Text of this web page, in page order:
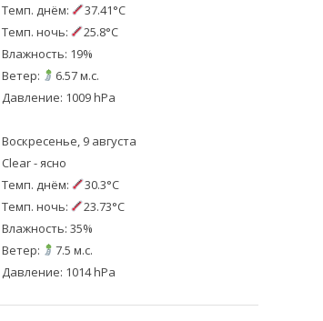
Темп. днём:
37.41°C
Темп. ночь:
25.8°C
Влажность: 19%
Ветер:
6.57 м.с.
Давление: 1009 hPa
Воскресенье, 9 августа
Clear - ясно
Темп. днём:
30.3°C
Темп. ночь:
23.73°C
Влажность: 35%
Ветер:
7.5 м.с.
Давление: 1014 hPa